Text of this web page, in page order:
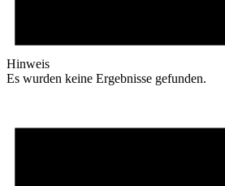
Hinweis
Es wurden keine Ergebnisse gefunden.